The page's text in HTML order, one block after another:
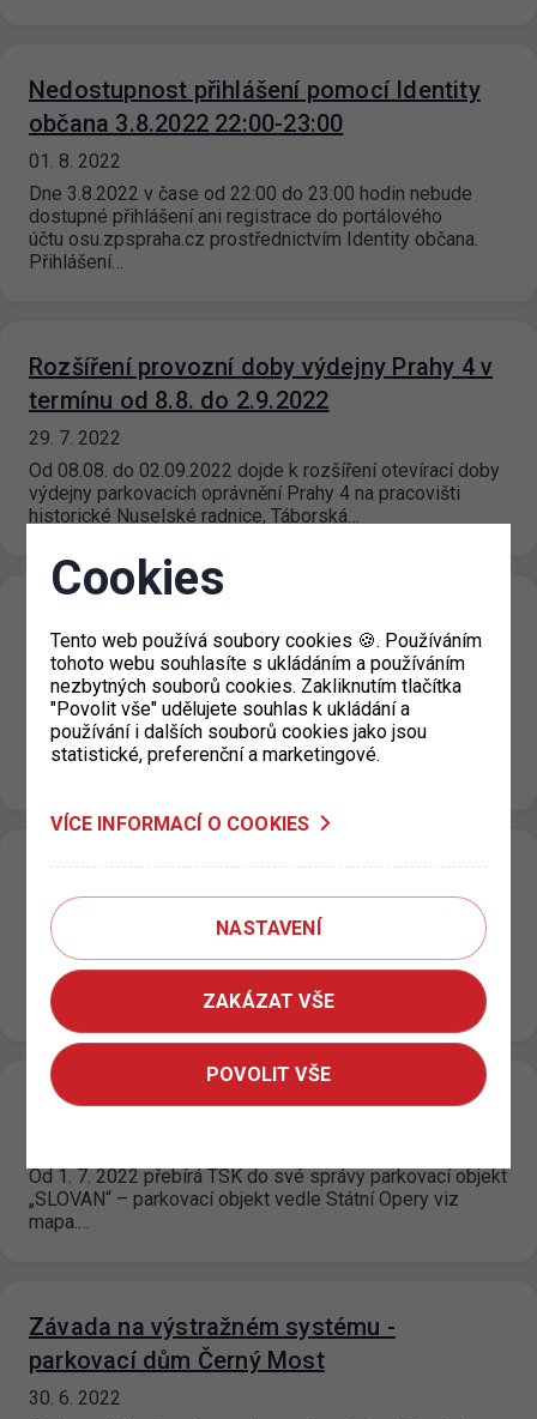
Nedostupnost přihlášení pomocí Identity
občana 3.8.2022 22:00-23:00
01. 8. 2022
Dne 3.8.2022 v čase od 22:00 do 23:00 hodin nebude
dostupné přihlášení ani registrace do portálového
účtu osu.zpspraha.cz prostřednictvím Identity občana.
Přihlášení…
Rozšíření provozní doby výdejny Prahy 4 v
termínu od 8.8. do 2.9.2022
29. 7. 2022
Od 08.08. do 02.09.2022 dojde k rozšíření otevírací doby
výdejny parkovacích oprávnění Prahy 4 na pracovišti
historické Nuselské radnice, Táborská…
Prahu 3
19. 7. 2022
Upozorňujeme, že KC Vozovna, Za Žižkovskou vozovnou
2687/18 je pro žadatele o parkovací oprávnění v termínu
od 18.7. do 5.8.2022 dočasně uzavřeno. Pro…
P+R postupná modernizace a úprava
parkovacího režimu II.
14. 7. 2022
Od 12. 07. 2022 je na P+R parkovištích Zličín 1; Zličín 2;
Černý Most 2 a Rajská Zahrada zaveden nový…
„GARÁŽE MUZEUM“
Od 1. 7. 2022 přebírá TSK do své správy parkovací objekt
„SLOVAN“ – parkovací objekt vedle Státní Opery viz
mapa.…
Závada na výstražném systému -
parkovací dům Černý Most
30. 6. 2022
Cookies
Tento web používá soubory cookies 🍪. Používáním
tohoto webu souhlasíte s ukládáním a používáním
nezbytných souborů cookies. Zakliknutím tlačítka
"Povolit vše" udělujete souhlas k ukládání a
používání i dalších souborů cookies jako jsou
statistické, preferenční a marketingové.
VÍCE INFORMACÍ O COOKIES
NASTAVENÍ
ZAKÁZAT VŠE
POVOLIT VŠE